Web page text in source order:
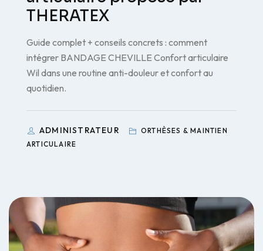
THERATEX
Guide complet + conseils concrets : comment
intégrer BANDAGE CHEVILLE Confort articulaire
Wil dans une routine anti-douleur et confort au
quotidien.
ADMINISTRATEUR
ORTHÈSES & MAINTIEN
ARTICULAIRE